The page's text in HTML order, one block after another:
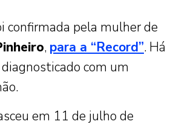
confirmada pela mulher de
, para a “Record”. Há
com um
em 11 de julho de